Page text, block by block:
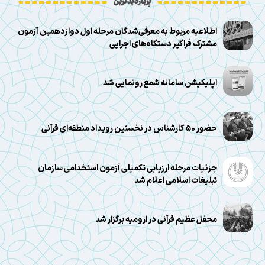
اطلاعیه مربوط به معرفی‌شدگان مرحله اول دوازدهمین آزمون
مشترک فراگیر دستگاه‌های اجرایی
اپلیکیشن سامانه شمع رونمایی شد
حضور ۵۰ کارشناس در نخستین رویداد منطقه‌ای قرآنی
جزئیات مرحله ارزیابی تکمیلی آزمون استخدامی سازمان
تبلیغات اسلامی اعلام شد
محفل عظیم قرآنی در ارومیه برگزار شد